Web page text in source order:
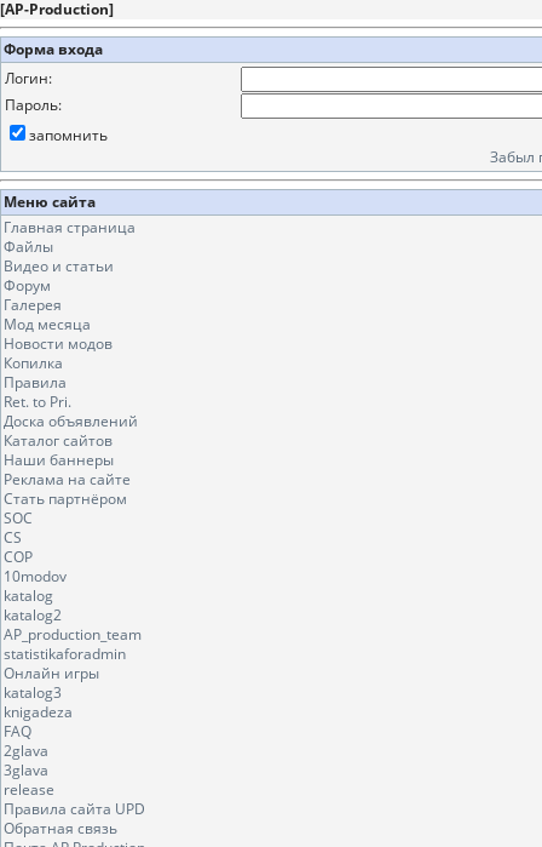
[AP-Production]
Форма входа
Логин:
Пароль:
запомнить
Забыл
Меню сайта
Главная страница
Файлы
Видео и статьи
Форум
Галерея
Мод месяца
Новости модов
Копилка
Правила
Ret. to Pri.
Доска объявлений
Каталог сайтов
Наши баннеры
Реклама на сайте
Стать партнёром
SOC
CS
COP
10modov
katalog
katalog2
AP_production_team
statistikaforadmin
Онлайн игры
katalog3
knigadeza
FAQ
2glava
3glava
release
Правила сайта UPD
Обратная связь